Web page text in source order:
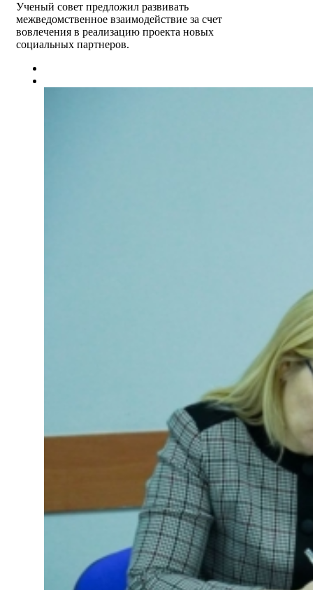
Ученый совет предложил развивать
межведомственное взаимодействие за счет
вовлечения в реализацию проекта новых
социальных партнеров.